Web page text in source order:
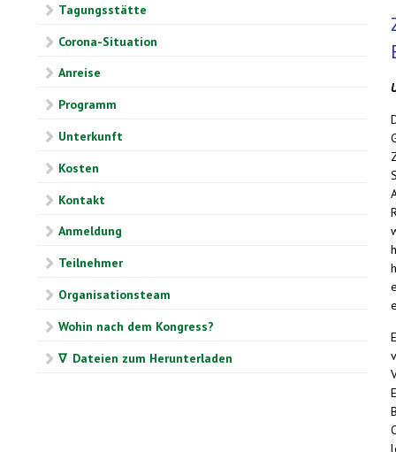
Tagungsstätte
Corona-Situation
Anreise
Programm
Unterkunft
Kosten
Kontakt
Anmeldung
Teilnehmer
Organisationsteam
Wohin nach dem Kongress?
∇ Dateien zum Herunterladen